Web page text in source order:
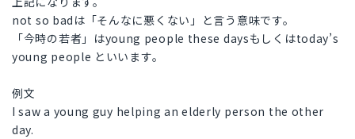
not so badは「そんなに悪くない」と言う意味です。
「今時の若者」はyoung people these daysもしくはtoday’s
young people といいます。
例文
I saw a young guy helping an elderly person the other
day.